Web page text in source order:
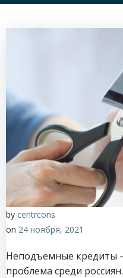
by centrcons
on 24 ноября, 2021
Неподъемные кредиты
проблема среди